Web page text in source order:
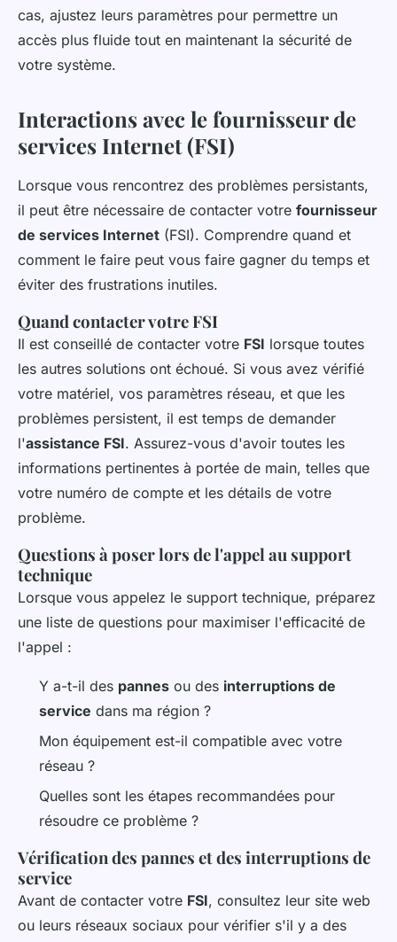
cas, ajustez leurs paramètres pour permettre un
accès plus fluide tout en maintenant la sécurité de
votre système.
Interactions avec le fournisseur de
services Internet (FSI)
Lorsque vous rencontrez des problèmes persistants,
il peut être nécessaire de contacter votre fournisseur
de services Internet (FSI). Comprendre quand et
comment le faire peut vous faire gagner du temps et
éviter des frustrations inutiles.
Quand contacter votre FSI
Il est conseillé de contacter votre FSI lorsque toutes
les autres solutions ont échoué. Si vous avez vérifié
votre matériel, vos paramètres réseau, et que les
problèmes persistent, il est temps de demander
l'assistance FSI. Assurez-vous d'avoir toutes les
informations pertinentes à portée de main, telles que
votre numéro de compte et les détails de votre
problème.
Questions à poser lors de l'appel au support
technique
Lorsque vous appelez le support technique, préparez
une liste de questions pour maximiser l'efficacité de
l'appel :
Y a-t-il des pannes ou des interruptions de
service dans ma région ?
Mon équipement est-il compatible avec votre
réseau ?
Quelles sont les étapes recommandées pour
résoudre ce problème ?
Vérification des pannes et des interruptions de
service
Avant de contacter votre FSI, consultez leur site web
ou leurs réseaux sociaux pour vérifier s'il y a des